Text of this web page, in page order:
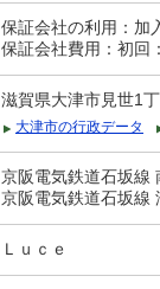
保証会社の利用：加
保証会社費用：初回
滋賀県大津市見世1丁
大津市の行政データ
京阪電気鉄道石坂線
京阪電気鉄道石坂線
Ｌｕｃｅ